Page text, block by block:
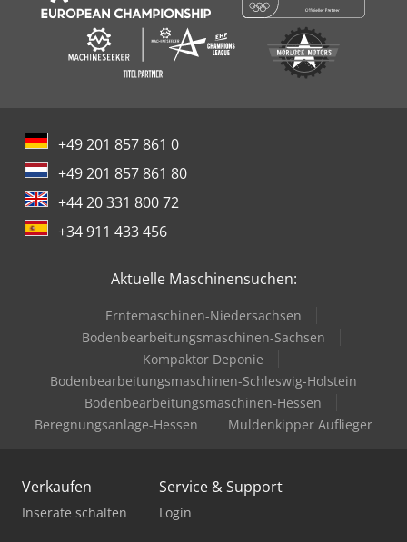
+49 201 857 861 0
+49 201 857 861 80
+44 20 331 800 72
+34 911 433 456
Aktuelle Maschinensuchen:
Erntemaschinen-Niedersachsen
Bodenbearbeitungsmaschinen-Sachsen
Kompaktor Deponie
Bodenbearbeitungsmaschinen-Schleswig-Holstein
Bodenbearbeitungsmaschinen-Hessen
Beregnungsanlage-Hessen
Muldenkipper Auflieger
Verkaufen
Inserate schalten
Service & Support
Login